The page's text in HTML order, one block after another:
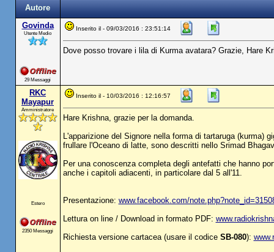
Autore
Govinda
Utente Medio
29 Messaggi
Inserito il - 09/03/2016 : 23:51:14
Dove posso trovare i lila di Kurma avatara? Grazie, Hare
RKC
Mayapur
Amministratore
Estero
2350 Messaggi
Inserito il - 10/03/2016 : 12:16:57
Hare Krishna, grazie per la domanda.
L'apparizione del Signore nella forma di tartaruga (kurma)
frullare l'Oceano di latte, sono descritti nello Srimad
Per una conoscenza completa degli antefatti che hanno
anche i capitoli adiacenti, in particolare dal 5 all'11.
Presentazione: www.facebook.com/
Lettura on line / Download in formato PDF:
Richiesta versione cartacea (usare il codice SB-080):